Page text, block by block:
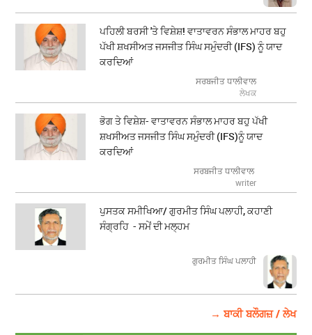
ਪਹਿਲੀ ਬਰਸੀ 'ਤੇ ਵਿਸ਼ੇਸ਼! ਵਾਤਾਵਰਨ ਸੰਭਾਲ ਮਾਹਰ ਬਹੁ
ਪੱਖੀ ਸ਼ਖਸੀਅਤ ਜਸਜੀਤ ਸਿੰਘ ਸਮੁੰਦਰੀ (IFS) ਨੂੰ ਯਾਦ
ਕਰਦਿਆਂ
ਸਰਬਜੀਤ ਧਾਲੀਵਾਲ
ਲੇਖਕ
ਭੋਗ ਤੇ ਵਿਸ਼ੇਸ਼- ਵਾਤਾਵਰਨ ਸੰਭਾਲ ਮਾਹਰ ਬਹੁ ਪੱਖੀ
ਸ਼ਖਸੀਅਤ ਜਸਜੀਤ ਸਿੰਘ ਸਮੁੰਦਰੀ (IFS)ਨੂੰ ਯਾਦ
ਕਰਦਿਆਂ
ਸਰਬਜੀਤ ਧਾਲੀਵਾਲ
writer
ਪੁਸਤਕ ਸਮੀਖਿਆ/ ਗੁਰਮੀਤ ਸਿੰਘ ਪਲਾਹੀ, ਕਹਾਣੀ
ਸੰਗ੍ਰਹਿ - ਸਮੇਂ ਦੀ ਮਲ੍ਹਮ
ਗੁਰਮੀਤ ਸਿੰਘ ਪਲਾਹੀ
→ ਬਾਕੀ ਬਲੌਗਜ਼ / ਲੇਖ